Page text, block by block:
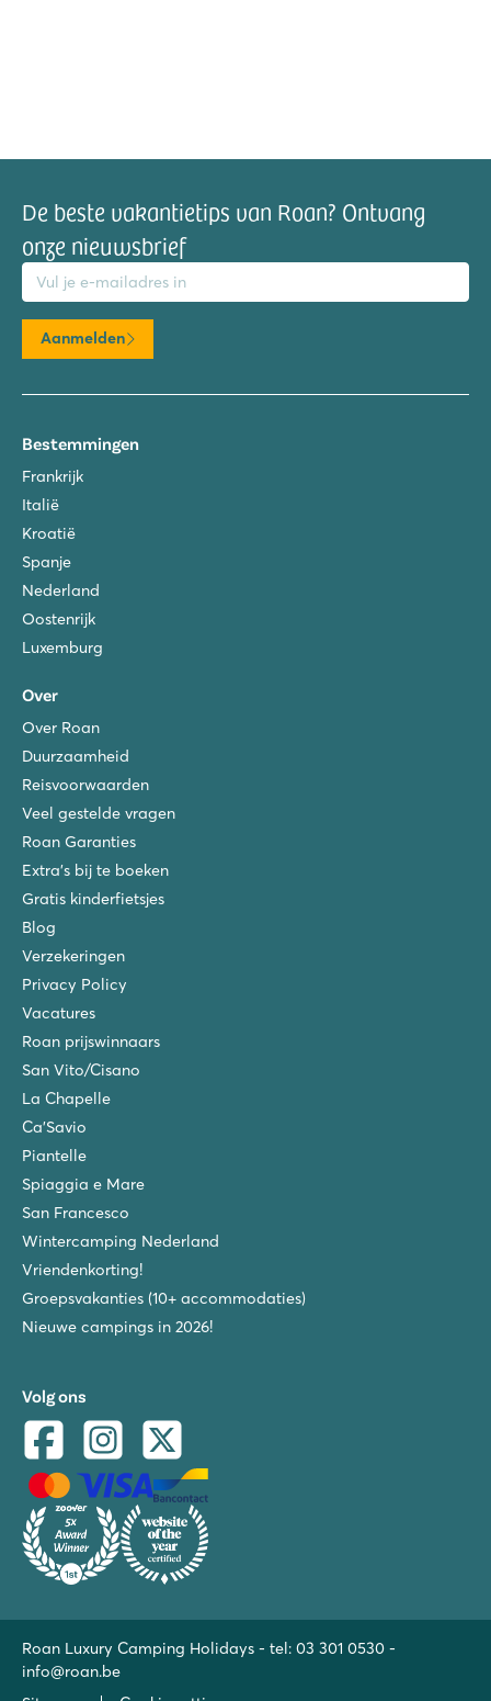
De beste vakantietips van Roan? Ontvang
onze nieuwsbrief
Aanmelden
Bestemmingen
Frankrijk
Italië
Kroatië
Spanje
Nederland
Oostenrijk
Luxemburg
Over
Over Roan
Duurzaamheid
Reisvoorwaarden
Veel gestelde vragen
Roan Garanties
Extra's bij te boeken
Gratis kinderfietsjes
Blog
Verzekeringen
Privacy Policy
Vacatures
Roan prijswinnaars
San Vito/Cisano
La Chapelle
Ca'Savio
Piantelle
Spiaggia e Mare
San Francesco
Wintercamping Nederland
Vriendenkorting!
Groepsvakanties (10+ accommodaties)
Nieuwe campings in 2026!
Volg ons
Roan Luxury Camping Holidays - tel: 03 301 0530 -
info@roan.be